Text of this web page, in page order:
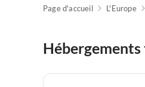
Page d'accueil L'Europe